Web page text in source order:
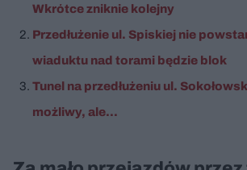
Wkrótce zniknie kolejny
Przedłużenie ul. Spiskiej nie
wiaduktu nad torami będzie blok
Tunel na przedłużeniu ul.
możliwy, ale...